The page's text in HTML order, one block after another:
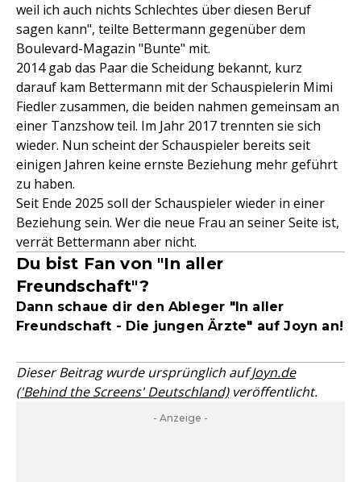
weil ich auch nichts Schlechtes über diesen Beruf
sagen kann", teilte Bettermann gegenüber dem
Boulevard-Magazin "Bunte" mit.
2014 gab das Paar die Scheidung bekannt, kurz
darauf kam Bettermann mit der Schauspielerin Mimi
Fiedler zusammen, die beiden nahmen gemeinsam an
einer Tanzshow teil. Im Jahr 2017 trennten sie sich
wieder. Nun scheint der Schauspieler bereits seit
einigen Jahren keine ernste Beziehung mehr geführt
zu haben.
Seit Ende 2025 soll der Schauspieler wieder in einer
Beziehung sein. Wer die neue Frau an seiner Seite ist,
verrät Bettermann aber nicht.
Du bist Fan von "In aller
Freundschaft"?
Dann schaue dir den Ableger "In aller
Freundschaft - Die jungen Ärzte" auf Joyn an!
Dieser Beitrag wurde ursprünglich aufJoyn.de
('Behind the Screens' Deutschland)veröffentlicht.
- Anzeige -